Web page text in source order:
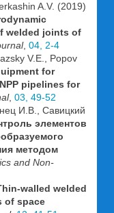
A.V. (2019)
welded joints of
, 04, 2-4
V.E., Popov
for
pipelines for
, 03, 49-52
И.В., Савицкий
элементов
методом
and Non-
walled welded
of space